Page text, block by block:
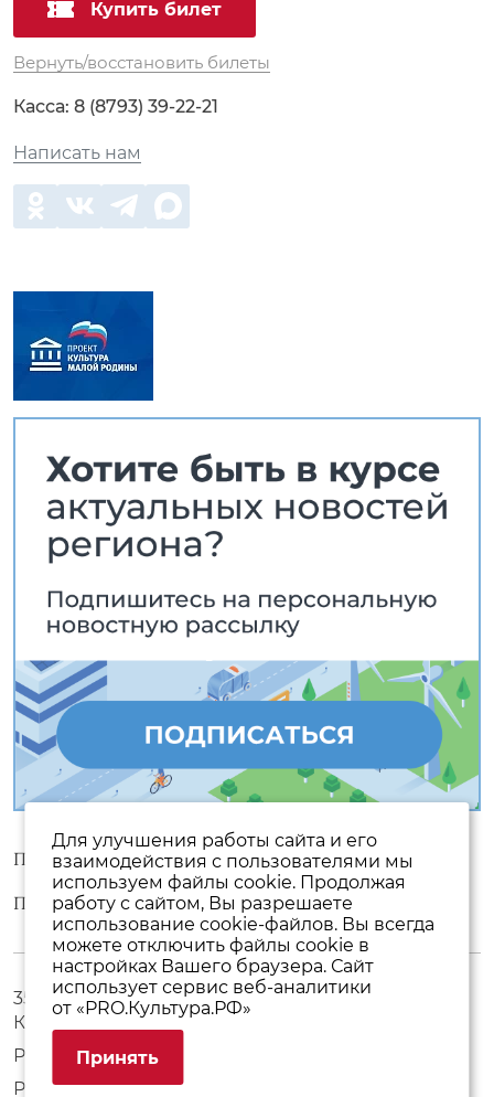
Купить билет
Вернуть/восстановить билеты
Касса: 8 (8793) 39-22-21
Написать нам
Пользовательское соглашение
Политика конфиденциальности
357500, Ставропольский край, г. Пятигорск, пр.
Кирова, 17
Режим работы с 10:00 до 19:00 без выходных
Разработка сайтаWEBELEMENT
Для улучшения работы сайта и его
взаимодействия с пользователями мы
используем файлы cookie. Продолжая
работу с сайтом, Вы разрешаете
использование cookie-файлов. Вы всегда
можете отключить файлы cookie в
настройках Вашего браузера. Сайт
использует сервис веб-аналитики
от «PRO.Культура.РФ»
Принять